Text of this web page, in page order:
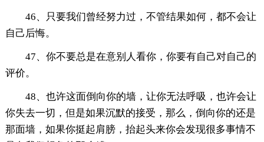
46、只要我们曾经努力过，不管结果如何，都不会让
自己后悔。
47、你不要总是在意别人看你，你要有自己对自己的
评价。
48、也许这面倒向你的墙，让你无法呼吸，也许会让
你失去一切，但是如果沉默的接受，那么，倒向你的还是
那面墙，如果你挺起肩膀，抬起头来你会发现很多事情不